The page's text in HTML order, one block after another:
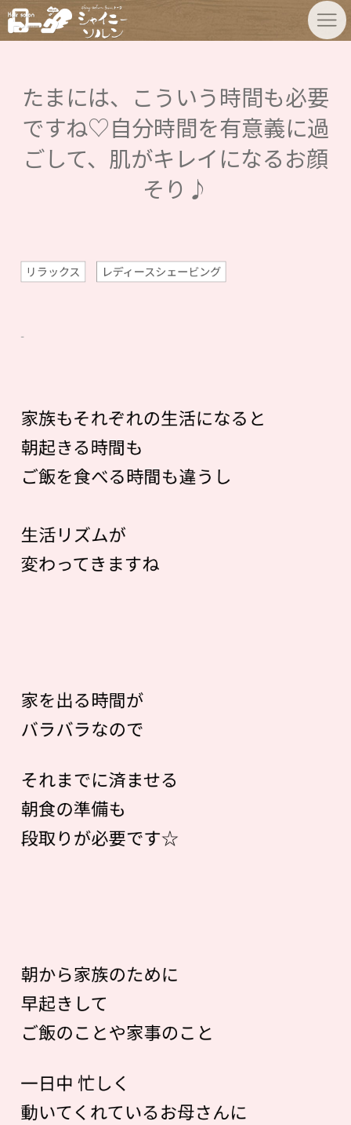
たまには、こういう時間も必要
ですね♡自分時間を有意義に過
ごして、肌がキレイになるお顔
そり♪
リラックス レディースシェービング
家族もそれぞれの生活になると
朝起きる時間も
ご飯を食べる時間も違うし
生活リズムが
変わってきますね
家を出る時間が
バラバラなので
それまでに済ませる
朝食の準備も
段取りが必要です☆
朝から家族のために
早起きして
ご飯のことや家事のこと
一日中 忙しく
動いてくれているお母さんに